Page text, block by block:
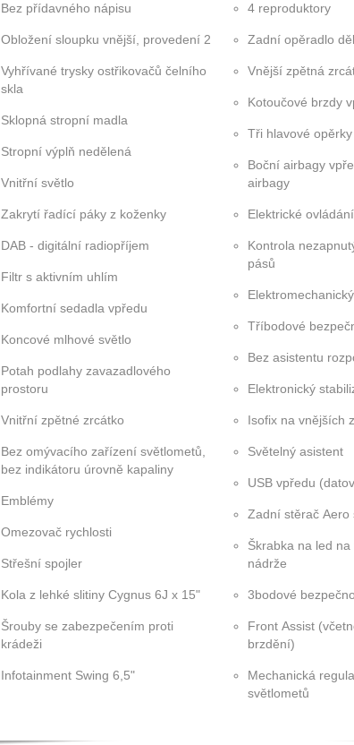
Bez přídavného nápisu
Obložení sloupku vnější, provedení 2
Vyhřívané trysky ostřikovačů čelního
skla
Sklopná stropní madla
Stropní výplň nedělená
Vnitřní světlo
Zakrytí řadící páky z koženky
DAB - digitální radiopříjem
Filtr s aktivním uhlím
Komfortní sedadla vpředu
Koncové mlhové světlo
Potah podlahy zavazadlového
prostoru
Vnitřní zpětné zrcátko
Bez omývacího zařízení světlometů,
bez indikátoru úrovně kapaliny
Emblémy
Omezovač rychlosti
Střešní spojler
Kola z lehké slitiny Cygnus 6J x 15"
Šrouby se zabezpečením proti
krádeži
Infotainment Swing 6,5"
4 reproduktory
Zadní opěradlo
Vnější zpětná
Kotoučové brzdy
Tři hlavové
Boční airbagy
airbagy
Elektrické
Kontrola
pásů
Tříbodové
Bez asistentu
Elektronický
Isofix na vnějších
Světelný asistent
USB vpředu
Zadní stěrač Aero
Škrabka na led
nádrže
3bodové
Front Assist
brzdění)
Mechanická
světlometů